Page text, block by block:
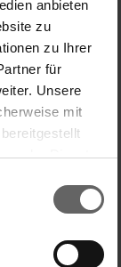
anbieten
zu
zu Ihrer
für
Unsere
mit
der Dienste
nutzen.
vor 2 Jahren